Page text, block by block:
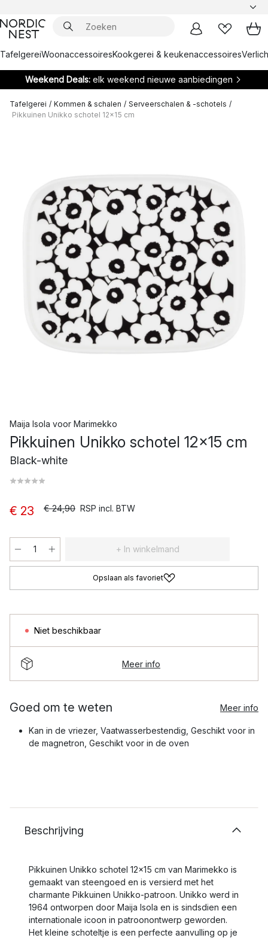
TafelgereiWoonaccessoiresKookgerei & keukenaccessoires
Weekend Deals: elk weekend nieuwe aanbiedingen
Tafelgerei / Kommen & schalen / Serveerschalen & -schotels /
Pikkuinen Unikko schotel 12x15 cm
Maija Isola voor Marimekko
Pikkuinen Unikko schotel 12x15 cm
Black-white
€ 23 € 24,90 RSP incl. BTW
+ In winkelmand
Opslaan als favoriet
Niet beschikbaar
Meer info
Goed om te weten Meer info
Kan in de vriezer, Vaatwasserbestendig, Geschikt voor in
de magnetron, Geschikt voor in de oven
Beschrijving
Pikkuinen Unikko schotel 12x15 cm van Marimekko is
gemaakt van steengoed en is versierd met het
charmante Pikkuinen Unikko-patroon. Unikko werd in
1964 ontworpen door Maija Isola en is sindsdien een
internationale icoon in patroonontwerp geworden.
Het kleine schoteltje is een perfecte aanvulling op je